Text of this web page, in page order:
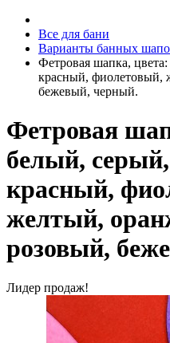
Все для бани
Варианты банных
Фетровая шапка,
красный, фиолетовый,
бежевый, черный.
Фетровая
белый,
красный,
желтый,
розовый,
Лидер продаж!